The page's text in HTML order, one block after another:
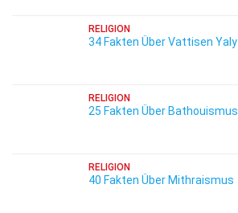
RELIGION
34 Fakten Über Vattisen Yaly
RELIGION
25 Fakten Über Bathouismus
RELIGION
40 Fakten Über Mithraismus